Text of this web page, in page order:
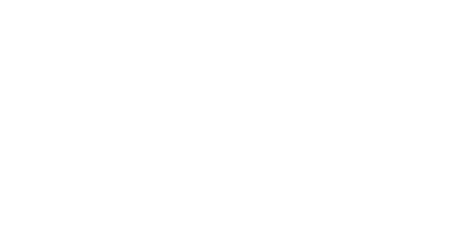
una mejor experiencia de navegación.
you navigate through the website. Out of these, the cookies that are categorized as necessary are stored on your
of the website. We also use third-party cookies that help us analyze and understand how you use this
your consent. You also have the option to opt-out of these cookies. But opting out of some of these cookies may